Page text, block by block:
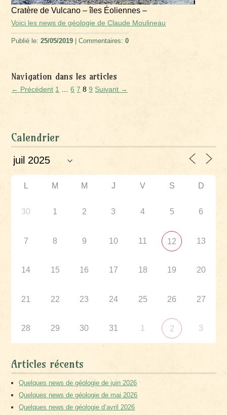
Cratère de Vulcano – îles Éoliennes –
Voici les news de géologie de Claude Moulineau
Publié le:25/05/2019 | Commentaires:0
Navigation dans les articles
← Précédent 1 … 6 7 8 9 Suivant →
Calendrier
L M M J V S D
30 1 2 3 4 5 6
7 8 9 10 11 12 13
14 15 16 17 18 19 20
21 22 23 24 25 26 27
28 29 30 31 1 2 3
Articles récents
Quelques news de géologie de juin 2026
Quelques news de géologie de mai 2026
Quelques news de géologie d’avril 2026